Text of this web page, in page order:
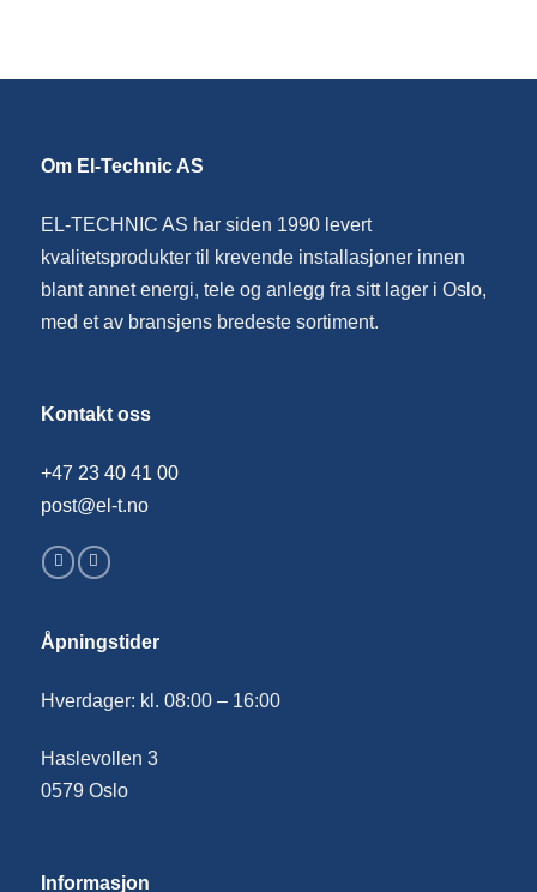
Om El-Technic AS
EL-TECHNIC AS har siden 1990 levert
kvalitetsprodukter til krevende installasjoner innen
blant annet energi, tele og anlegg fra sitt lager i Oslo,
med et av bransjens bredeste sortiment.
Kontakt oss
+47 23 40 41 00
post@el-t.no
Åpningstider
Hverdager: kl. 08:00 – 16:00
Haslevollen 3
0579 Oslo
Informasjon